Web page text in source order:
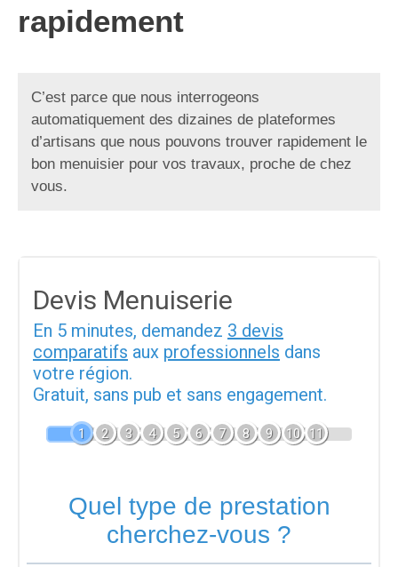
rapidement
C’est parce que nous interrogeons
automatiquement des dizaines de plateformes
d’artisans que nous pouvons trouver rapidement le
bon menuisier pour vos travaux, proche de chez
vous.
Devis Menuiserie
En 5 minutes, demandez 3 devis
comparatifs aux professionnels dans
votre région.
Gratuit, sans pub et sans engagement.
1 2 3 4 5 6 7 8 9 10 11
Quel type de prestation
cherchez-vous ?